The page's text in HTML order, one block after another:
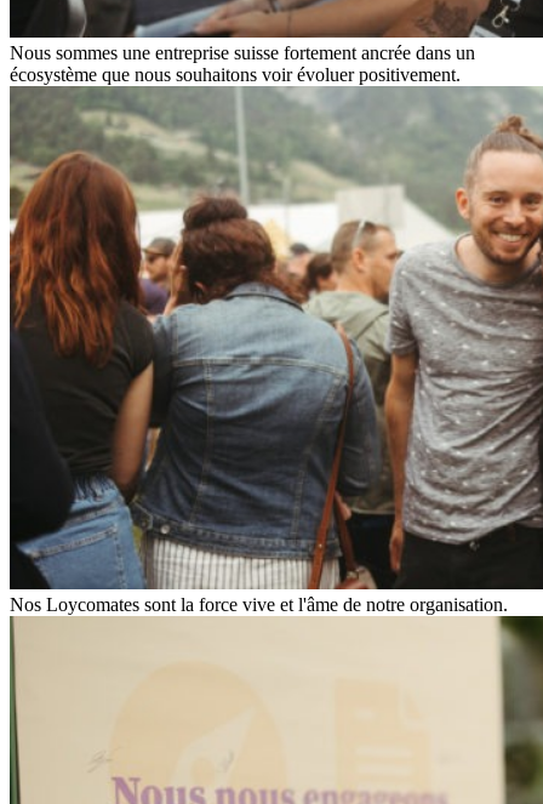
Nous sommes une entreprise suisse fortement ancrée dans un
écosystème que nous souhaitons voir évoluer positivement.
Nos Loycomates sont la force vive et l'âme de notre organisation.